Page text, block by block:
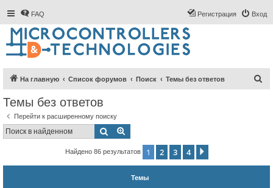
FAQ Вход
Регистрация
На главную Список форумов Поиск Темы без ответов
Темы без ответов
Перейти к расширенному поиску
Поиск
Найдено 86 результатов 1 2 3 4
Темы